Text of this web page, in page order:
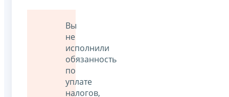
Вы
не
исполнили
обязанность
по
уплате
налогов,